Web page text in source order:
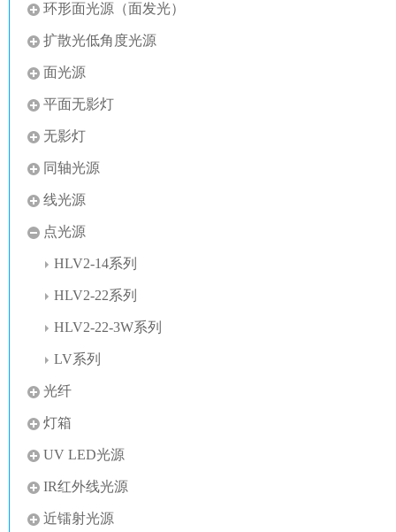
环形面光源（面发光）
扩散光低角度光源
面光源
平面无影灯
无影灯
同轴光源
线光源
点光源
HLV2-14系列
HLV2-22系列
HLV2-22-3W系列
LV系列
光纤
灯箱
UV LED光源
IR红外线光源
近镭射光源